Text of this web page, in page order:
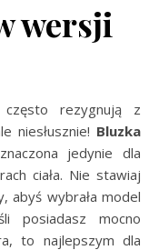
wersji
rezygnują z
niesłusznie! Bluzka
jedynie dla
ciała. Nie stawiaj
abyś wybrała model
posiadasz mocno
to najlepszym dla